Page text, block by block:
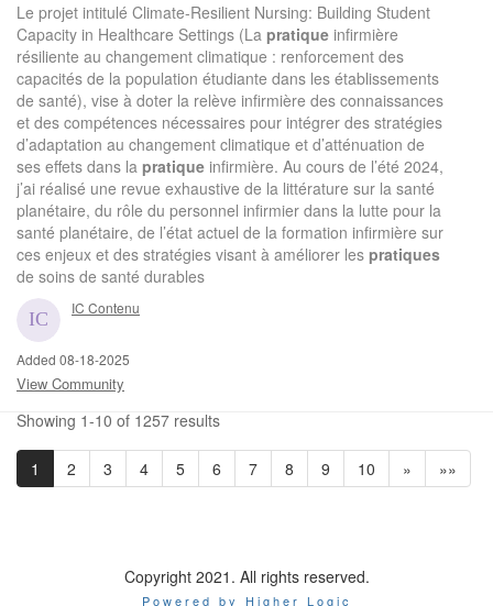
Le projet intitulé Climate-Resilient Nursing: Building Student
Capacity in Healthcare Settings (La pratique infirmière
résiliente au changement climatique : renforcement des
capacités de la population étudiante dans les établissements
de santé), vise à doter la relève infirmière des connaissances
et des compétences nécessaires pour intégrer des stratégies
d’adaptation au changement climatique et d’atténuation de
ses effets dans la pratique infirmière. Au cours de l’été 2024,
j’ai réalisé une revue exhaustive de la littérature sur la santé
planétaire, du rôle du personnel infirmier dans la lutte pour la
santé planétaire, de l’état actuel de la formation infirmière sur
ces enjeux et des stratégies visant à améliorer les pratiques
de soins de santé durables
IC Contenu
Added 08-18-2025
View Community
Showing 1-10 of 1257 results
1 2 3 4 5 6 7 8 9 10 » »»
Copyright 2021. All rights reserved.
Powered by Higher Logic